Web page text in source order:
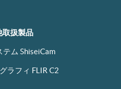
取扱製品
ム ShiseiCam
ラフィ FLIR C2